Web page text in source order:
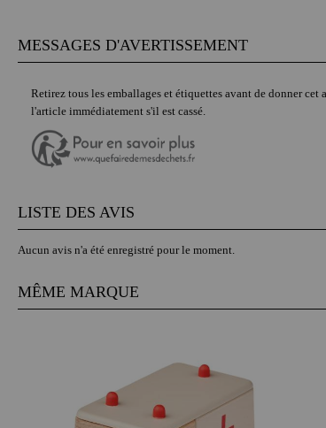
MESSAGES D'AVERTISSEMENT
Retirez tous les emballages et étiquettes avant de donner
l'article immédiatement s'il est cassé.
LISTE DES AVIS
Aucun avis n'a été enregistré pour le moment.
MÊME MARQUE